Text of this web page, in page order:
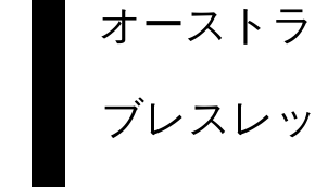
オースト
ブレスレ